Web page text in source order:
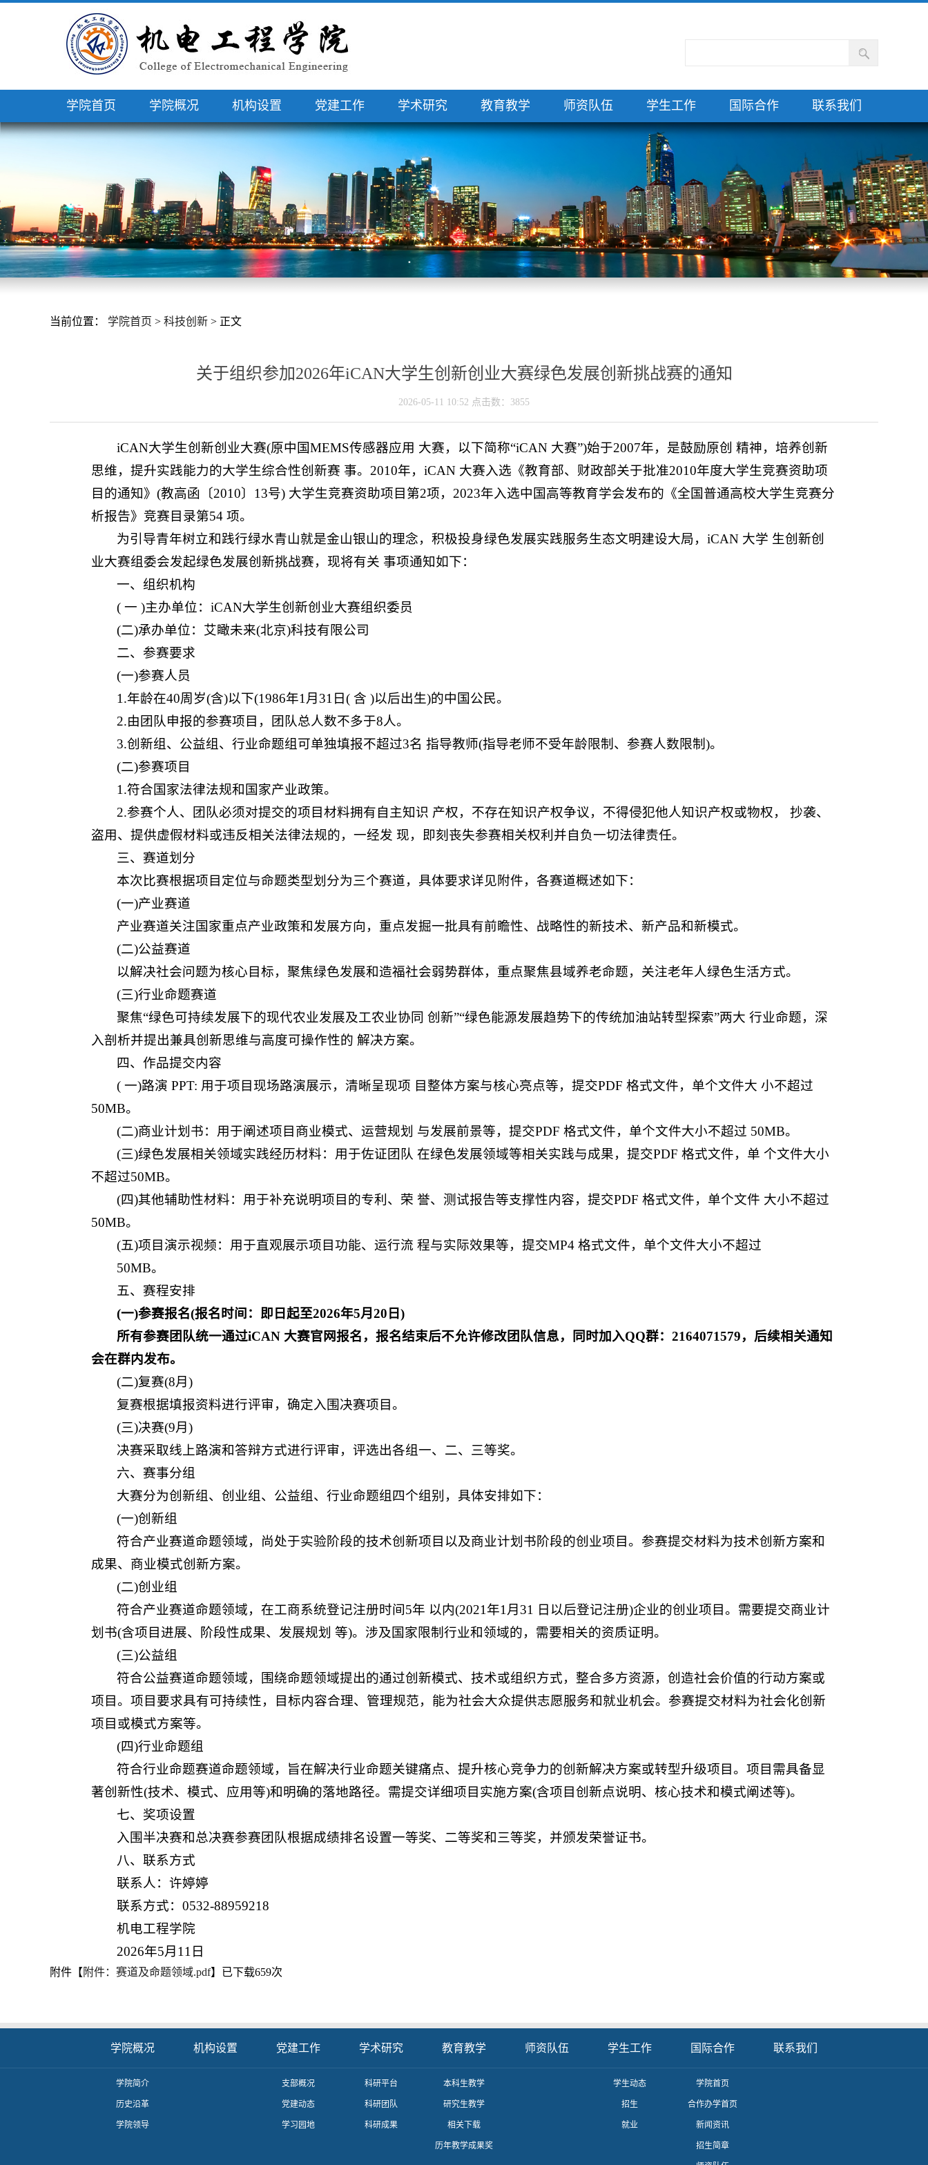
学院首页 学院概况 机构设置 党建工作 学术研究 教育教学 师资队伍 学生工作 国际合作 联系我们
当前位置： 学院首页 > 科技创新 > 正文
关于组织参加2026年iCAN大学生创新创业大赛绿色发展创新挑战赛的通知
2026-05-11 10:52 点击数： 3855
iCAN大学生创新创业大赛(原中国MEMS传感器应用 大赛，以下简称“iCAN 大赛”)始于2007年，是鼓励原创 精神，培养创新
思维，提升实践能力的大学生综合性创新赛 事。2010年，iCAN 大赛入选《教育部、财政部关于批准2010年度大学生竞赛资助项
目的通知》(教高函〔2010〕13号) 大学生竞赛资助项目第2项，2023年入选中国高等教育学会发布的《全国普通高校大学生竞赛分
析报告》竞赛目录第54 项。
为引导青年树立和践行绿水青山就是金山银山的理念，积极投身绿色发展实践服务生态文明建设大局，iCAN 大学 生创新创
业大赛组委会发起绿色发展创新挑战赛，现将有关 事项通知如下：
一、组织机构
( 一 )主办单位：iCAN大学生创新创业大赛组织委员
(二)承办单位：艾瞰未来(北京)科技有限公司
二、参赛要求
(一)参赛人员
1.年龄在40周岁(含)以下(1986年1月31日( 含 )以后出生)的中国公民。
2.由团队申报的参赛项目，团队总人数不多于8人。
3.创新组、公益组、行业命题组可单独填报不超过3名 指导教师(指导老师不受年龄限制、参赛人数限制)。
(二)参赛项目
1.符合国家法律法规和国家产业政策。
2.参赛个人、团队必须对提交的项目材料拥有自主知识 产权，不存在知识产权争议，不得侵犯他人知识产权或物权， 抄袭、
盗用、提供虚假材料或违反相关法律法规的，一经发 现，即刻丧失参赛相关权利并自负一切法律责任。
三、赛道划分
本次比赛根据项目定位与命题类型划分为三个赛道，具体要求详见附件，各赛道概述如下：
(一)产业赛道
产业赛道关注国家重点产业政策和发展方向，重点发掘一批具有前瞻性、战略性的新技术、新产品和新模式。
(二)公益赛道
以解决社会问题为核心目标，聚焦绿色发展和造福社会弱势群体，重点聚焦县域养老命题，关注老年人绿色生活方式。
(三)行业命题赛道
聚焦“绿色可持续发展下的现代农业发展及工农业协同 创新”“绿色能源发展趋势下的传统加油站转型探索”两大 行业命题，深
入剖析并提出兼具创新思维与高度可操作性的 解决方案。
四、作品提交内容
( 一)路演 PPT: 用于项目现场路演展示，清晰呈现项 目整体方案与核心亮点等，提交PDF 格式文件，单个文件大 小不超过
50MB。
(二)商业计划书：用于阐述项目商业模式、运营规划 与发展前景等，提交PDF 格式文件，单个文件大小不超过 50MB。
(三)绿色发展相关领域实践经历材料：用于佐证团队 在绿色发展领域等相关实践与成果，提交PDF 格式文件，单 个文件大小
不超过50MB。
(四)其他辅助性材料：用于补充说明项目的专利、荣 誉、测试报告等支撑性内容，提交PDF 格式文件，单个文件 大小不超过
50MB。
(五)项目演示视频：用于直观展示项目功能、运行流 程与实际效果等，提交MP4 格式文件，单个文件大小不超过
50MB。
五、赛程安排
(一)参赛报名(报名时间：即日起至2026年5月20日)
所有参赛团队统一通过iCAN 大赛官网报名，报名结束后不允许修改团队信息，
同时加入QQ群：2164071579，后续相关通知
会在群内发布。
(二)复赛(8月)
复赛根据填报资料进行评审，确定入围决赛项目。
(三)决赛(9月)
决赛采取线上路演和答辩方式进行评审，评选出各组一、二、三等奖。
六、赛事分组
大赛分为创新组、创业组、公益组、行业命题组四个组别，具体安排如下：
(一)创新组
符合产业赛道命题领域，尚处于实验阶段的技术创新项目以及商业计划书阶段的创业项目。参赛提交材料为技术创新方案和
成果、商业模式创新方案。
(二)创业组
符合产业赛道命题领域，在工商系统登记注册时间5年 以内(2021年1月31 日以后登记注册)企业的创业项目。需要提交商业计
划书(含项目进展、阶段性成果、发展规划 等)。涉及国家限制行业和领域的，需要相关的资质证明。
(三)公益组
符合公益赛道命题领域，围绕命题领域提出的通过创新模式、技术或组织方式，整合多方资源，创造社会价值的行动方案或
项目。项目要求具有可持续性，目标内容合理、管理规范，能为社会大众提供志愿服务和就业机会。参赛提交材料为社会化创新
项目或模式方案等。
(四)行业命题组
符合行业命题赛道命题领域，旨在解决行业命题关键痛点、提升核心竞争力的创新解决方案或转型升级项目。项目需具备显
著创新性(技术、模式、应用等)和明确的落地路径。需提交详细项目实施方案(含项目创新点说明、核心技术和模式阐述等)。
七、奖项设置
入围半决赛和总决赛参赛团队根据成绩排名设置一等奖、二等奖和三等奖，并颁发荣誉证书。
八、联系方式
联系人：许婷婷
联系方式：0532-88959218
机电工程学院
2026年5月11日
附件【 附件：赛道及命题领域.pdf】已下载659次
学院概况
学院简介
历史沿革
学院领导
机构设置 党建工作
支部概况
党建动态
学习园地
学术研究
科研平台
科研团队
科研成果
教育教学
本科生教学
研究生教学
相关下载
历年教学成果奖
师资队伍 学生工作
学生动态
招生
就业
国际合作
学院首页
合作办学首页
新闻资讯
招生简章
联系我们